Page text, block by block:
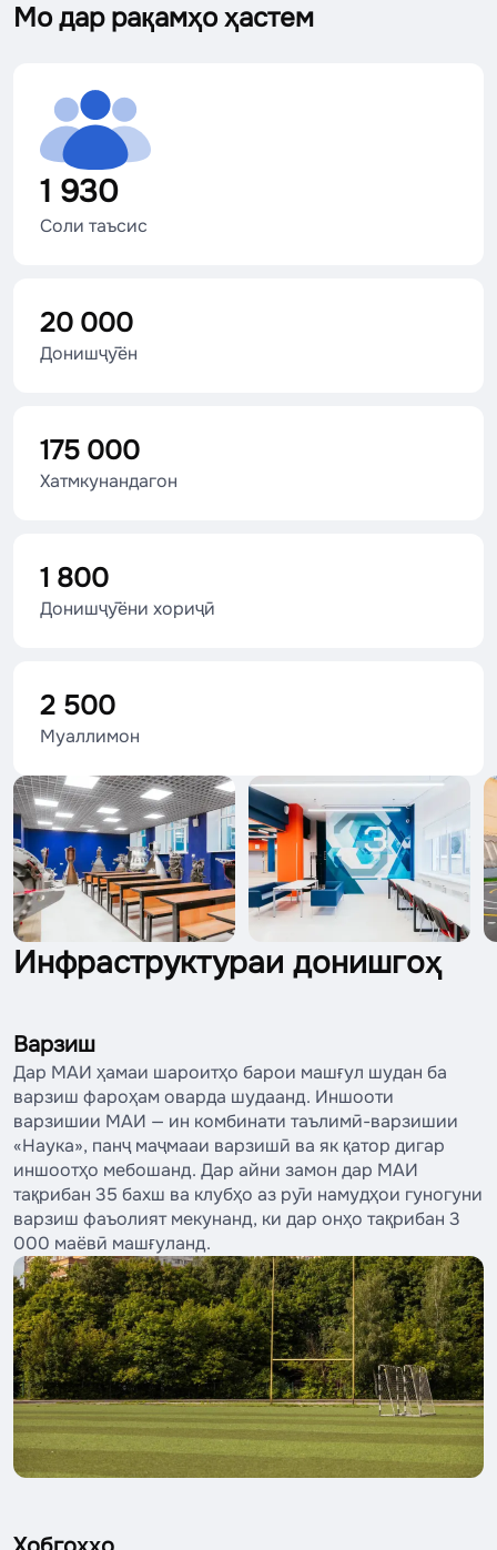
Мо дар рақамҳо ҳастем
1 930
Соли таъсис
20 000
Донишҷӯён
175 000
Хатмкунандагон
1 800
Донишҷӯёни хориҷӣ
2 500
Муаллимон
Инфраструктураи донишгоҳ
Варзиш
Дар МАИ ҳамаи шароитҳо барои машғул шудан ба
варзиш фароҳам оварда шудаанд. Иншооти
варзишии МАИ — ин комбинати таълимӣ-варзишии
«Наука», панҷ маҷмааи варзишӣ ва як қатор дигар
иншоотҳо мебошанд. Дар айни замон дар МАИ
тақрибан 35 бахш ва клубҳо аз рӯи намудҳои гуногуни
варзиш фаъолият мекунанд, ки дар онҳо тақрибан 3
000 маёвӣ машғуланд.